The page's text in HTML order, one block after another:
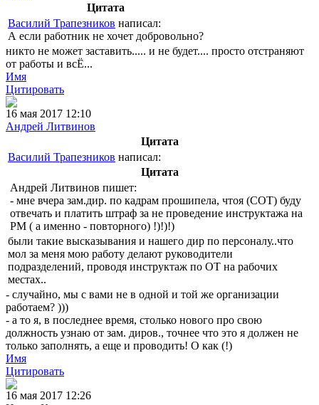
Цитата
Василий Трапезников написал:
А если работник не хочет добровольно?
никто не может заставить..... и не будет.... просто отстраняют
от работы и всЁ...
Имя
Цитировать
16 мая 2017 12:10
Андрей Литвинов
Цитата
Василий Трапезников написал:
Цитата
Андрей Литвинов пишет:
- мне вчера зам.дир. по кадрам прошипела, чтоя (СОТ) буду
отвечать и платить штраф за не проведение инструктажа на
РМ ( а именно - повторного) !)!)!)
были такие высказывания и нашего дир по персоналу..что
мол за меня мою работу делают руководители
подразделений, проводя инструктаж по ОТ на рабочих
местах..
- случайно, мы с вами не в одной и той же организации
работаем? )))
- а то я, в последнее время, столько нового про свою
должность узнаю от зам. диров., точнее что это я должен не
только заполнять, а еще и проводить! О как (!)
Имя
Цитировать
16 мая 2017 12:26